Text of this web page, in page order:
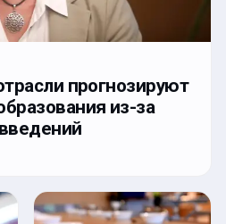
прогнозируют
из-за